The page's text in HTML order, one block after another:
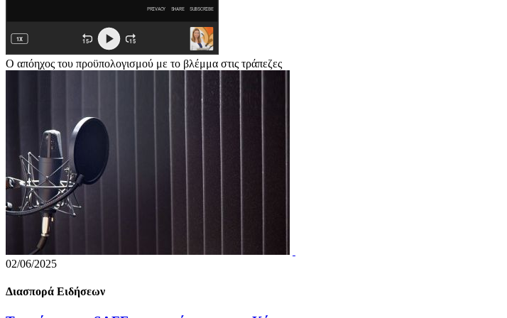
Ο απόηχος του προϋπολογισμού με το βλέμμα στις τράπεζες
02/06/2025
Διασπορά Ειδήσεων